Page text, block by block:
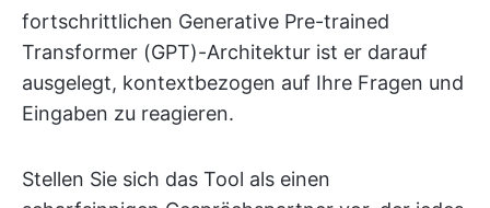
fortschrittlichen Generative Pre-trained
Transformer (GPT)-Architektur ist er darauf
ausgelegt, kontextbezogen auf Ihre Fragen und
Eingaben zu reagieren.
Stellen Sie sich das Tool als einen